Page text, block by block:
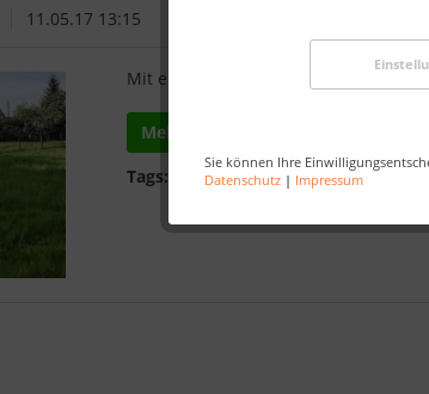
Sie können Ihre
Datenschutz | Impressum
11.05.17 13:15
Mit einem iMow Mähroboter von
Mehr lesen
Tags:
Robotermäher; Mähroboter